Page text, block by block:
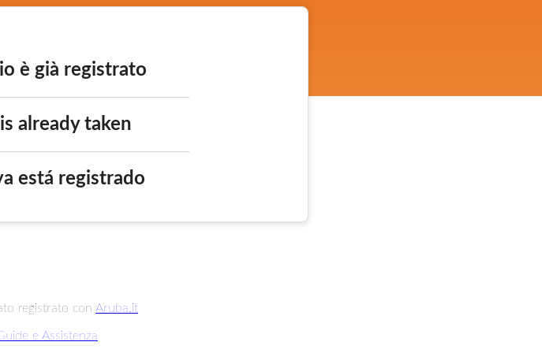
è già registrato
already taken
está registrado
registrato con Aruba.it
e Assistenza